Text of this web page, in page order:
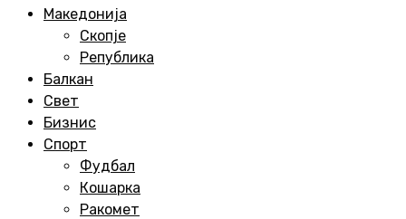
Македонија
Скопје
Република
Балкан
Свет
Бизнис
Спорт
Фудбал
Кошарка
Ракомет